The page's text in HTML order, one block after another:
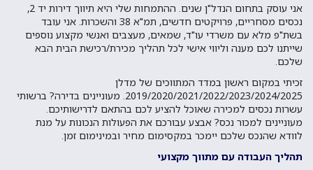
אני עוסק בתחום הנדל"ן שנים. ההתמחות שלי היא תיווך דירות יד 2,
נכסים מסחריים, פרויקטים חדשים, תמ"א 38 והשכרות. אני עובד
בשת"פ מלא עם משרדי עו"ד, שמאים, מעצבים ואנשי מקצוע נוספים
שייתנו לכם מענה וליווי אישי לכל תהליך מכירת/רכישת הבית הבא
שלכם.
זכיתי במקום ראשון במדד המתווכים של מדלן
2019/2020/2021/2022/2023/2024/2025. מעוניינים בדירה? ברשותי
עשרות נכסים למכירה שאוכל להציע לכם בהתאם לדרישותיכם.
מעוניינים למכור נכס? אבצע עבורכם את הפעולות הנכונות על מנת
לוודא שהנכס שלכם יימכר במקסימום מחיר ובמינימום זמן.
תהליך העבודה עם מתווך מקצועי